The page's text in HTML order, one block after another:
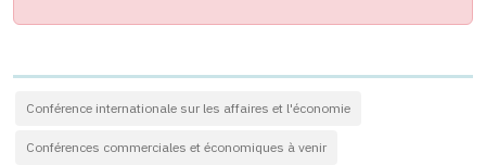
Conférence internationale sur les affaires et l'économie
Conférences commerciales et économiques à venir